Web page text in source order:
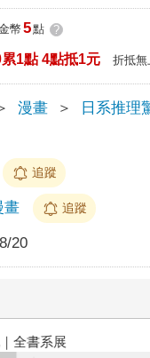
幣 5點 ?
1點 4點抵1元 折抵無
漫畫 ＞ 日系推理
追蹤
畫 追蹤
20
全書系展